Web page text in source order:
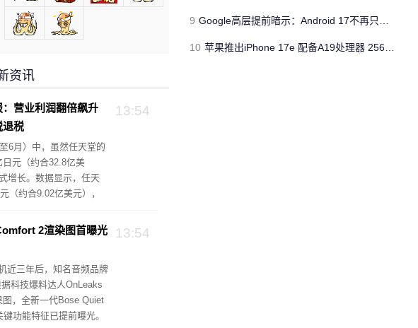
资讯
13:54
营业利润翻倍飙升
退税
6月）中，虽然任天堂的
元（约合32.8亿美
增长。数据显示，任天
（约合9.02亿美元），
13:54
2渲染图首曝光
近三年后，知名音频品牌
科技爆料达人OnLeaks
，全新一代Bose Quiet
功能特征已提前曝光。
9 Google高层提前暗示：Android 17不再只是操作系统
10 苹果推出iPhone 17e 配备A19处理器 256GB容量起步 刘海屏依旧